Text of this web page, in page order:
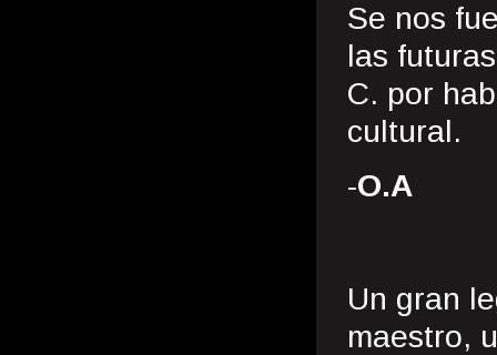
Se nos
las
C. por
cultural.
-O.A
Un gran
maestro,